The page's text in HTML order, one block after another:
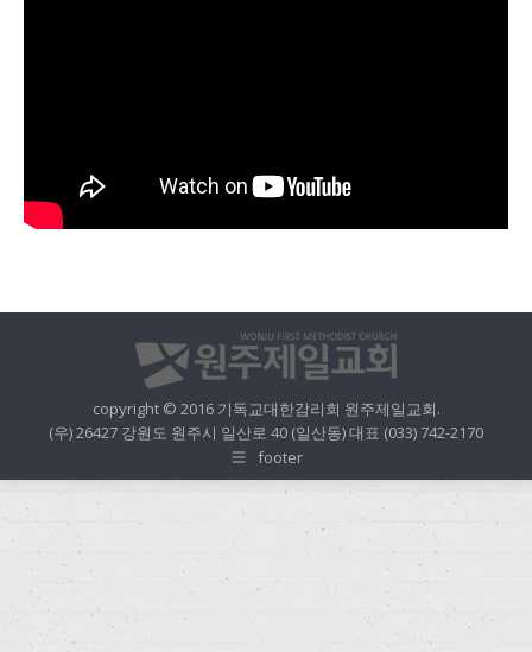
copyright © 2016 기독교대한감리회 원주제일교회.
(우) 26427 강원도 원주시 일산로 40 (일산동) 대표 (033) 742-2170
footer